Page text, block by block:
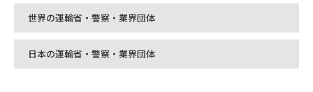
世界の運輸省・警察・業界団体
日本の運輸省・警察・業界団体